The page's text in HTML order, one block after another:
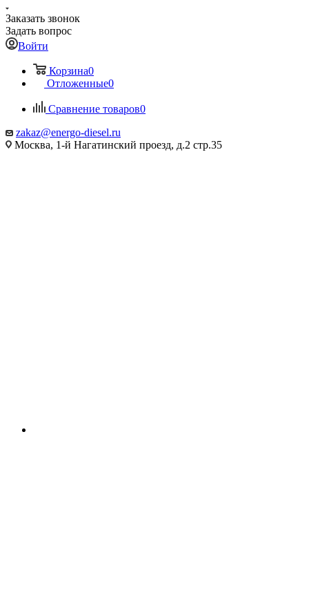
Заказать звонок
Задать вопрос
Войти
Корзина0
Отложенные0
Сравнение товаров0
zakaz@energo-diesel.ru
Москва, 1-й Нагатинский проезд, д.2 стр.35